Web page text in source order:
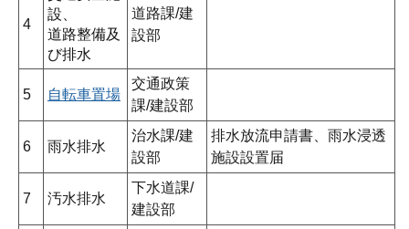
4
設、
道路整備及
び排水
道路課/建
設部
5 自転車置場
交通政策
課/建設部
6 雨水排水
治水課/建
設部
排水放流申請書、雨水浸透
施設設置届
7 汚水排水
下水道課/
建設部